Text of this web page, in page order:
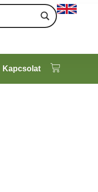
Kapcsolat